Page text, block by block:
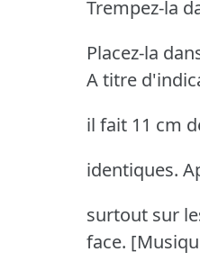
Trempez-la
Placez-la
A titre
il fait 11 cm
identiques.
surtout sur
face.